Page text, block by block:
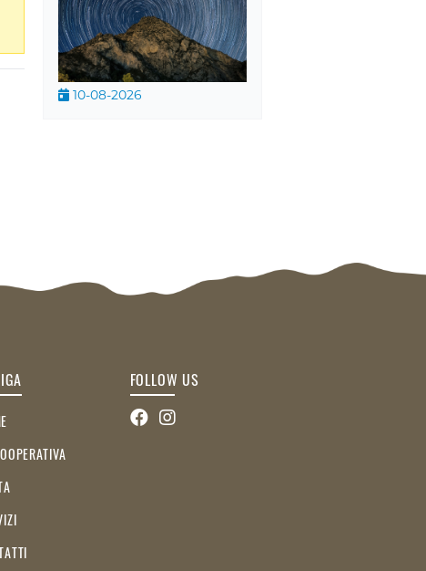
10-08-2026
FOLLOW US